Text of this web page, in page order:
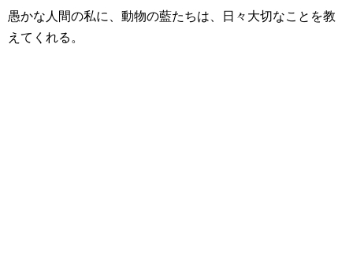
愚かな人間の私に、動物の藍たちは、日々大切なことを教
えてくれる。